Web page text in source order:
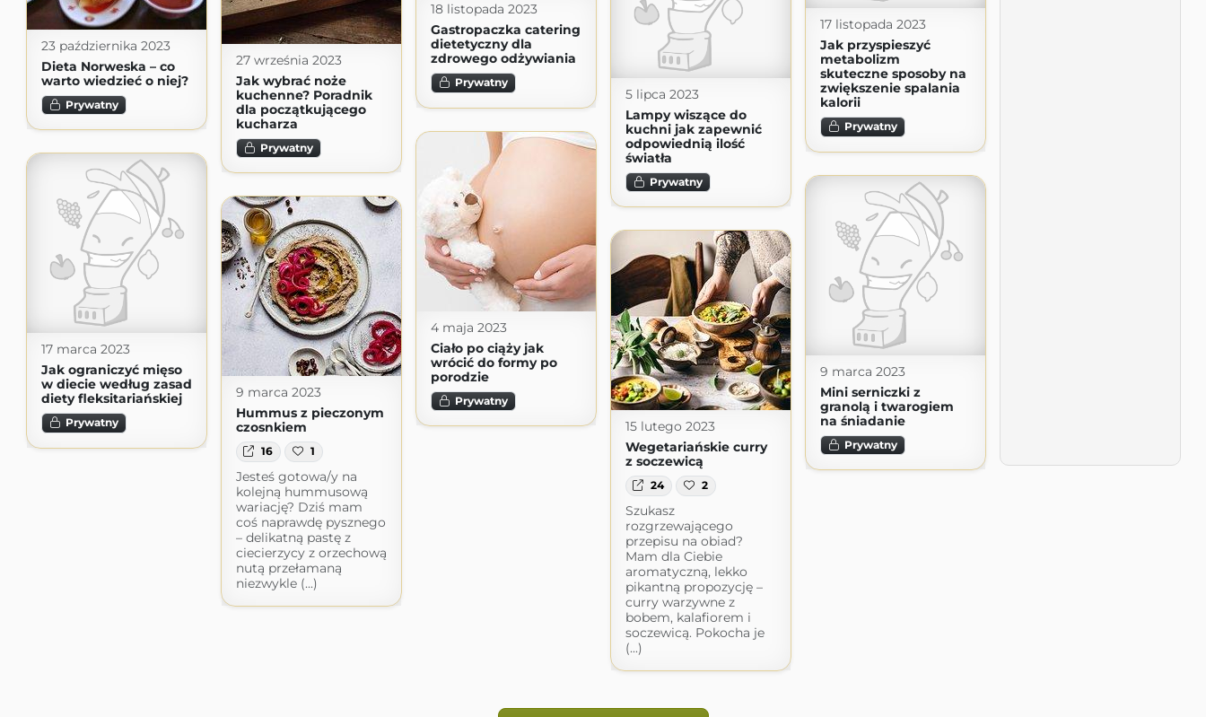
18 listopada 2023
Gastropaczka catering
dietetyczny dla
zdrowego odżywiania
Prywatny
17 listopada 2023
Jak przyspieszyć
metabolizm
skuteczne sposoby na
zwiększenie spalania
kalorii
Prywatny
23 października 2023
Dieta Norweska – co
warto wiedzieć o niej?
Prywatny
27 września 2023
Jak wybrać noże
kuchenne? Poradnik
dla początkującego
kucharza
Prywatny
5 lipca 2023
Lampy wiszące do
kuchni jak zapewnić
odpowiednią ilość
światła
Prywatny
4 maja 2023
Ciało po ciąży jak
wrócić do formy po
porodzie
Prywatny
17 marca 2023
Jak ograniczyć mięso
w diecie według zasad
diety fleksitariańskiej
Prywatny
9 marca 2023
Mini serniczki z
granolą i twarogiem
na śniadanie
Prywatny
9 marca 2023
Hummus z pieczonym
czosnkiem
16 1
Jesteś gotowa/y na
kolejną hummusową
wariację? Dziś mam
coś naprawdę pysznego
– delikatną pastę z
ciecierzycy z orzechową
nutą przełamaną
niezwykle (...)
15 lutego 2023
Wegetariańskie curry
z soczewicą
24 2
Szukasz
rozgrzewającego
przepisu na obiad?
Mam dla Ciebie
aromatyczną, lekko
pikantną propozycję –
curry warzywne z
bobem, kalafiorem i
soczewicą. Pokocha je
(...)